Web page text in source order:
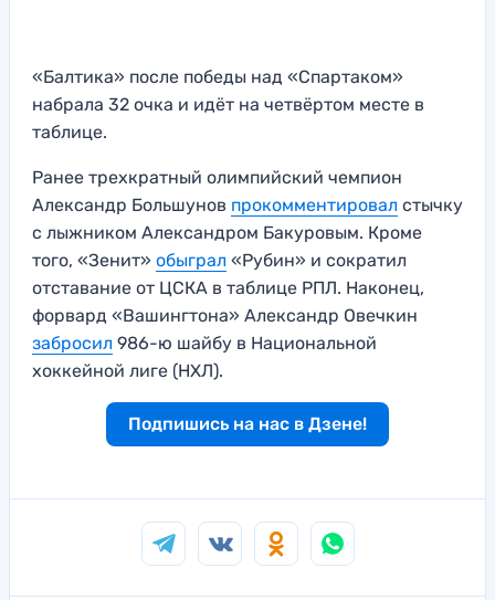
«Балтика» после победы над «Спартаком»
набрала 32 очка и идёт на четвёртом месте в
таблице.
Ранее трехкратный олимпийский чемпион
Александр Большунов прокомментировал стычку
с лыжником Александром Бакуровым. Кроме
того, «Зенит» обыграл «Рубин» и сократил
отставание от ЦСКА в таблице РПЛ. Наконец,
форвард «Вашингтона» Александр Овечкин
забросил 986-ю шайбу в Национальной
хоккейной лиге (НХЛ).
Подпишись на нас в Дзене!